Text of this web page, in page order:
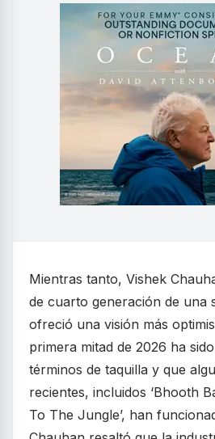
Mientras tanto, Vishek
de cuarto generación de una
ofreció una visión más
primera mitad de 2026 ha
términos de taquilla y que
recientes, incluidos ‘Bhooth
To The Jungle’, han